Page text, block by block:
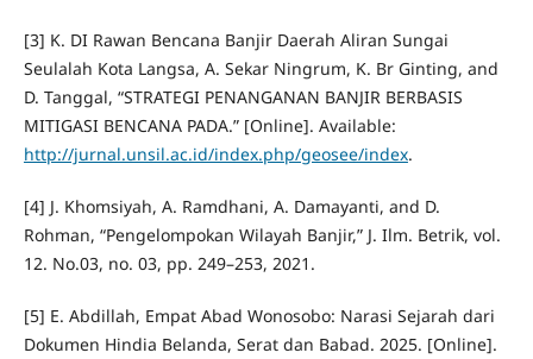
[3] K. DI Rawan Bencana Banjir Daerah Aliran Sungai
Seulalah Kota Langsa, A. Sekar Ningrum, K. Br Ginting, and
D. Tanggal, “STRATEGI PENANGANAN BANJIR BERBASIS
MITIGASI BENCANA PADA.” [Online]. Available:
http://jurnal.unsil.ac.id/index.php/geosee/index.
[4] J. Khomsiyah, A. Ramdhani, A. Damayanti, and D.
Rohman, “Pengelompokan Wilayah Banjir,” J. Ilm. Betrik, vol.
12. No.03, no. 03, pp. 249–253, 2021.
[5] E. Abdillah, Empat Abad Wonosobo: Narasi Sejarah dari
Dokumen Hindia Belanda, Serat dan Babad. 2025. [Online].